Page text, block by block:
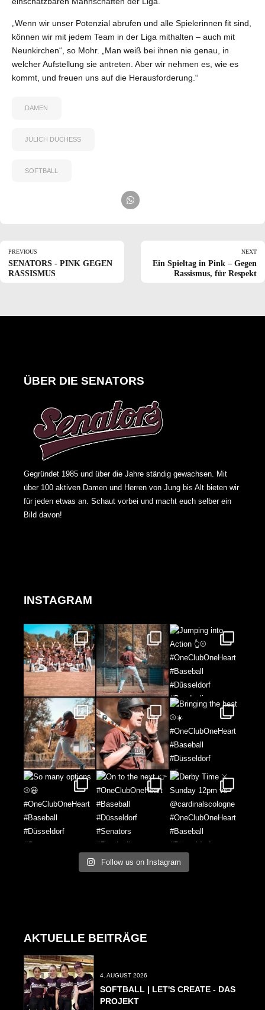
„Wenn wir unser Potenzial abrufen und alle Spielerinnen fit sind,
können wir mit jedem Team in der Liga mithalten – auch mit
Neunkirchen“, so Mohr. „Man weiß bei ihnen nie genau, in
welcher Aufstellung sie antreten. Aber wir nehmen es, wie es
kommt, und freuen uns auf die Herausforderung.“
DAMEN
JÜLICH DUCHESS
SOFTBALL
PREVIOUS
SENATORS - PINK GEGEN
RASSISMUS
NEXT
Ein Spieltag in Pink – Gegen
Rassismus, für Respekt
ÜBER DIE SENATORS
Gegründet 1985 und über die Jahre ständig gewachsen. Mit
über 100 aktiven Damen und Herren von Jung bis Alt bieten wir
für jeden etwas an. Schaut vorbei und macht euch selber ein
Bild davon!
INSTAGRAM
Follow us on Instagram
AKTUELLE BEITRÄGE
4. AUGUST 2026
SOFTBALL | LET'S CREATE - DAS
PROJEKT